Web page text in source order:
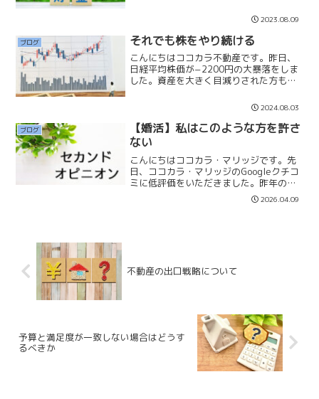
貯められそうで、中々貯められないもの
です。私は人生でお金を貯められるタイ
ミングは「3つの時期」し...
2023.08.09
ブログ それでも株をやり続ける
こんにちはココカラ不動産です。昨日、
日経平均株価が−2200円の大暴落をしま
した。資産を大きく目減りされた方も多
を始めた方にとっては、とても恐怖に感
じていることでしょう。「それでも私は
資産を作りたいなら株...
2024.08.03
ブログ
【婚活】私はこのような方を許さ
ない
こんにちはココカラ・マリッジです。先
日、ココカラ・マリッジのGoogleクチコ
ミに低評価をいただきました。昨年の１
２月２５日の２１時に婚活セカンドオピ
ニオン(無料)を申し込んできた方です。
2026.04.09
不動産の出口戦略について
予算と満足度が一致しない場合はどうす
るべきか